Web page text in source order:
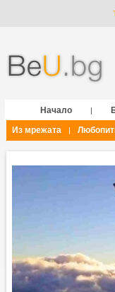
Начало |
Из мрежата
|